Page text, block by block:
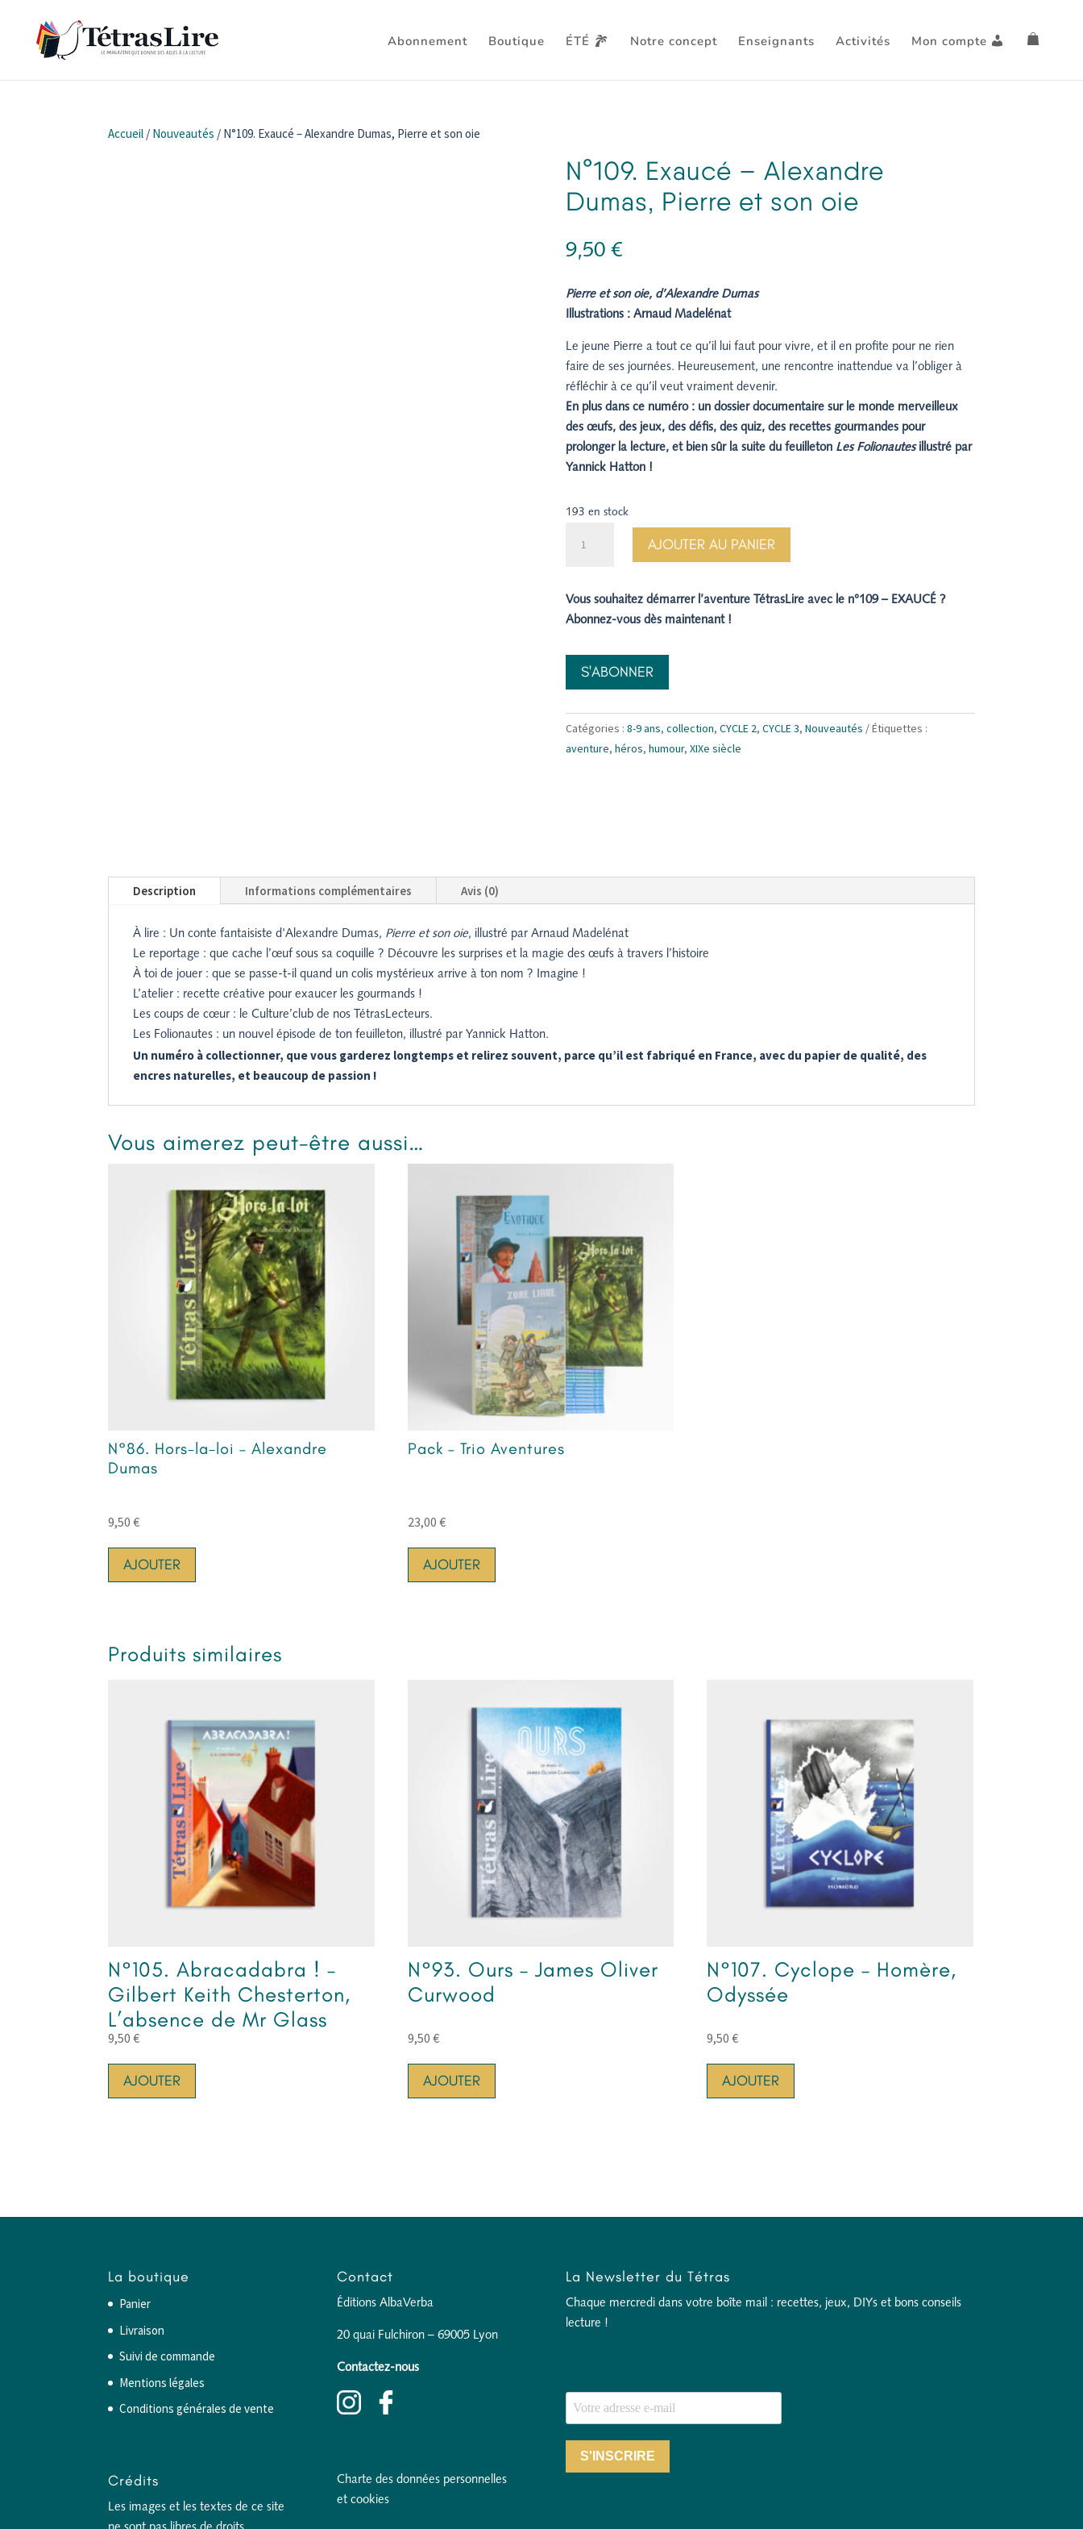
Abonnement Boutique ÉTÉ Notre concept Enseignants Activités Mon compte
Accueil / Nouveautés / N°109. Exaucé – Alexandre Dumas, Pierre et son oie
N°109. Exaucé – Alexandre
Dumas, Pierre et son oie
9,50 €
Pierre et son oie, d’Alexandre Dumas
Illustrations : Arnaud Madelénat
Le jeune Pierre a tout ce qu’il lui faut pour vivre, et il en profite pour ne rien
faire de ses journées. Heureusement, une rencontre inattendue va l’obliger à
réfléchir à ce qu’il veut vraiment devenir.
En plus dans ce numéro : un dossier documentaire sur le monde merveilleux
des œufs, des jeux, des défis, des quiz, des recettes gourmandes pour
prolonger la lecture, et bien sûr la suite du feuilleton Les Folionautesillustré par
Yannick Hatton !
193 en stock
Exaucé
-
Dumas,
Pierre
et
son
oie
AJOUTER AU PANIER
Vous souhaitez démarrer l’aventure TétrasLire avec le n°109 – EXAUCÉ ?
Abonnez-vous dès maintenant !
S'ABONNER
Catégories : 8-9 ans, collection, CYCLE 2, CYCLE 3, Nouveautés
Étiquettes :
aventure, héros, humour, XIXe siècle
Description Informations complémentaires Avis (0)
À lire : Un conte fantaisiste d'Alexandre Dumas, Pierre et son oie, illustré par Arnaud Madelénat
Le reportage : que cache l’œuf sous sa coquille ? Découvre les surprises et la magie des œufs à travers l’histoire
À toi de jouer : que se passe-t-il quand un colis mystérieux arrive à ton nom ? Imagine !
L’atelier : recette créative pour exaucer les gourmands !
Les coups de cœur : le Culture’club de nos TétrasLecteurs.
Les Folionautes : un nouvel épisode de ton feuilleton, illustré par Yannick Hatton.
Un numéro à collectionner, que vous garderez longtemps et relirez souvent, parce qu’il est fabriqué en France, avec du papier de qualité, des
encres naturelles, et beaucoup de passion !
Vous aimerez peut-être aussi…
N°86. Hors-la-loi – Alexandre
Dumas
9,50€
AJOUTER
Pack – Trio Aventures
23,00 €
AJOUTER
Produits similaires
N°105. Abracadabra ! –
Gilbert Keith Chesterton,
L’absence de Mr Glass
9,50€
AJOUTER
N°93. Ours – James Oliver
Curwood
9,50 €
AJOUTER
N°107. Cyclope – Homère,
Odyssée
9,50€
AJOUTER
La boutique
Panier
Livraison
Suivi de commande
Mentions légales
Conditions générales de vente
Crédits
Les images et les textes de ce site
Contact
Éditions AlbaVerba
20 quai Fulchiron – 69005 Lyon
Contactez-nous
Charte des données personnelles
et cookies
La Newsletter du Tétras
Chaque mercredi dans votre boîte mail : recettes, jeux, DIYs et bons conseils
lecture !
S'INSCRIRE